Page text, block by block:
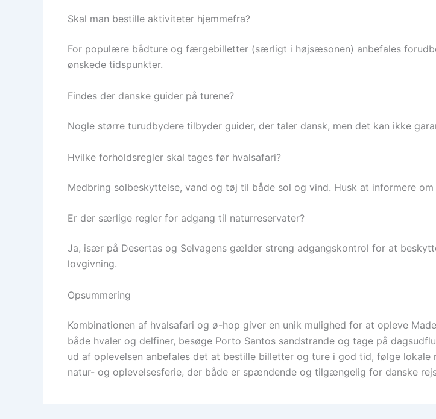
Skal man bestille aktiviteter hjemmefra?
For populære bådture og færgebilletter (særligt i højsæsonen) anbefales
ønskede tidspunkter.
Findes der danske guider på turene?
Nogle større turudbydere tilbyder guider, der taler dansk, men det kan ikke
Hvilke forholdsregler skal tages før hvalsafari?
Medbring solbeskyttelse, vand og tøj til både sol og vind. Husk at informere
Er der særlige regler for adgang til naturreservater?
Ja, især på Desertas og Selvagens gælder streng adgangskontrol for at
lovgivning.
Opsummering
Kombinationen af hvalsafari og ø-hop giver en unik mulighed for at opleve
både hvaler og delfiner, besøge Porto Santos sandstrande og tage på
ud af oplevelsen anbefales det at bestille billetter og ture i god tid, følge
natur- og oplevelsesferie, der både er spændende og tilgængelig for danske